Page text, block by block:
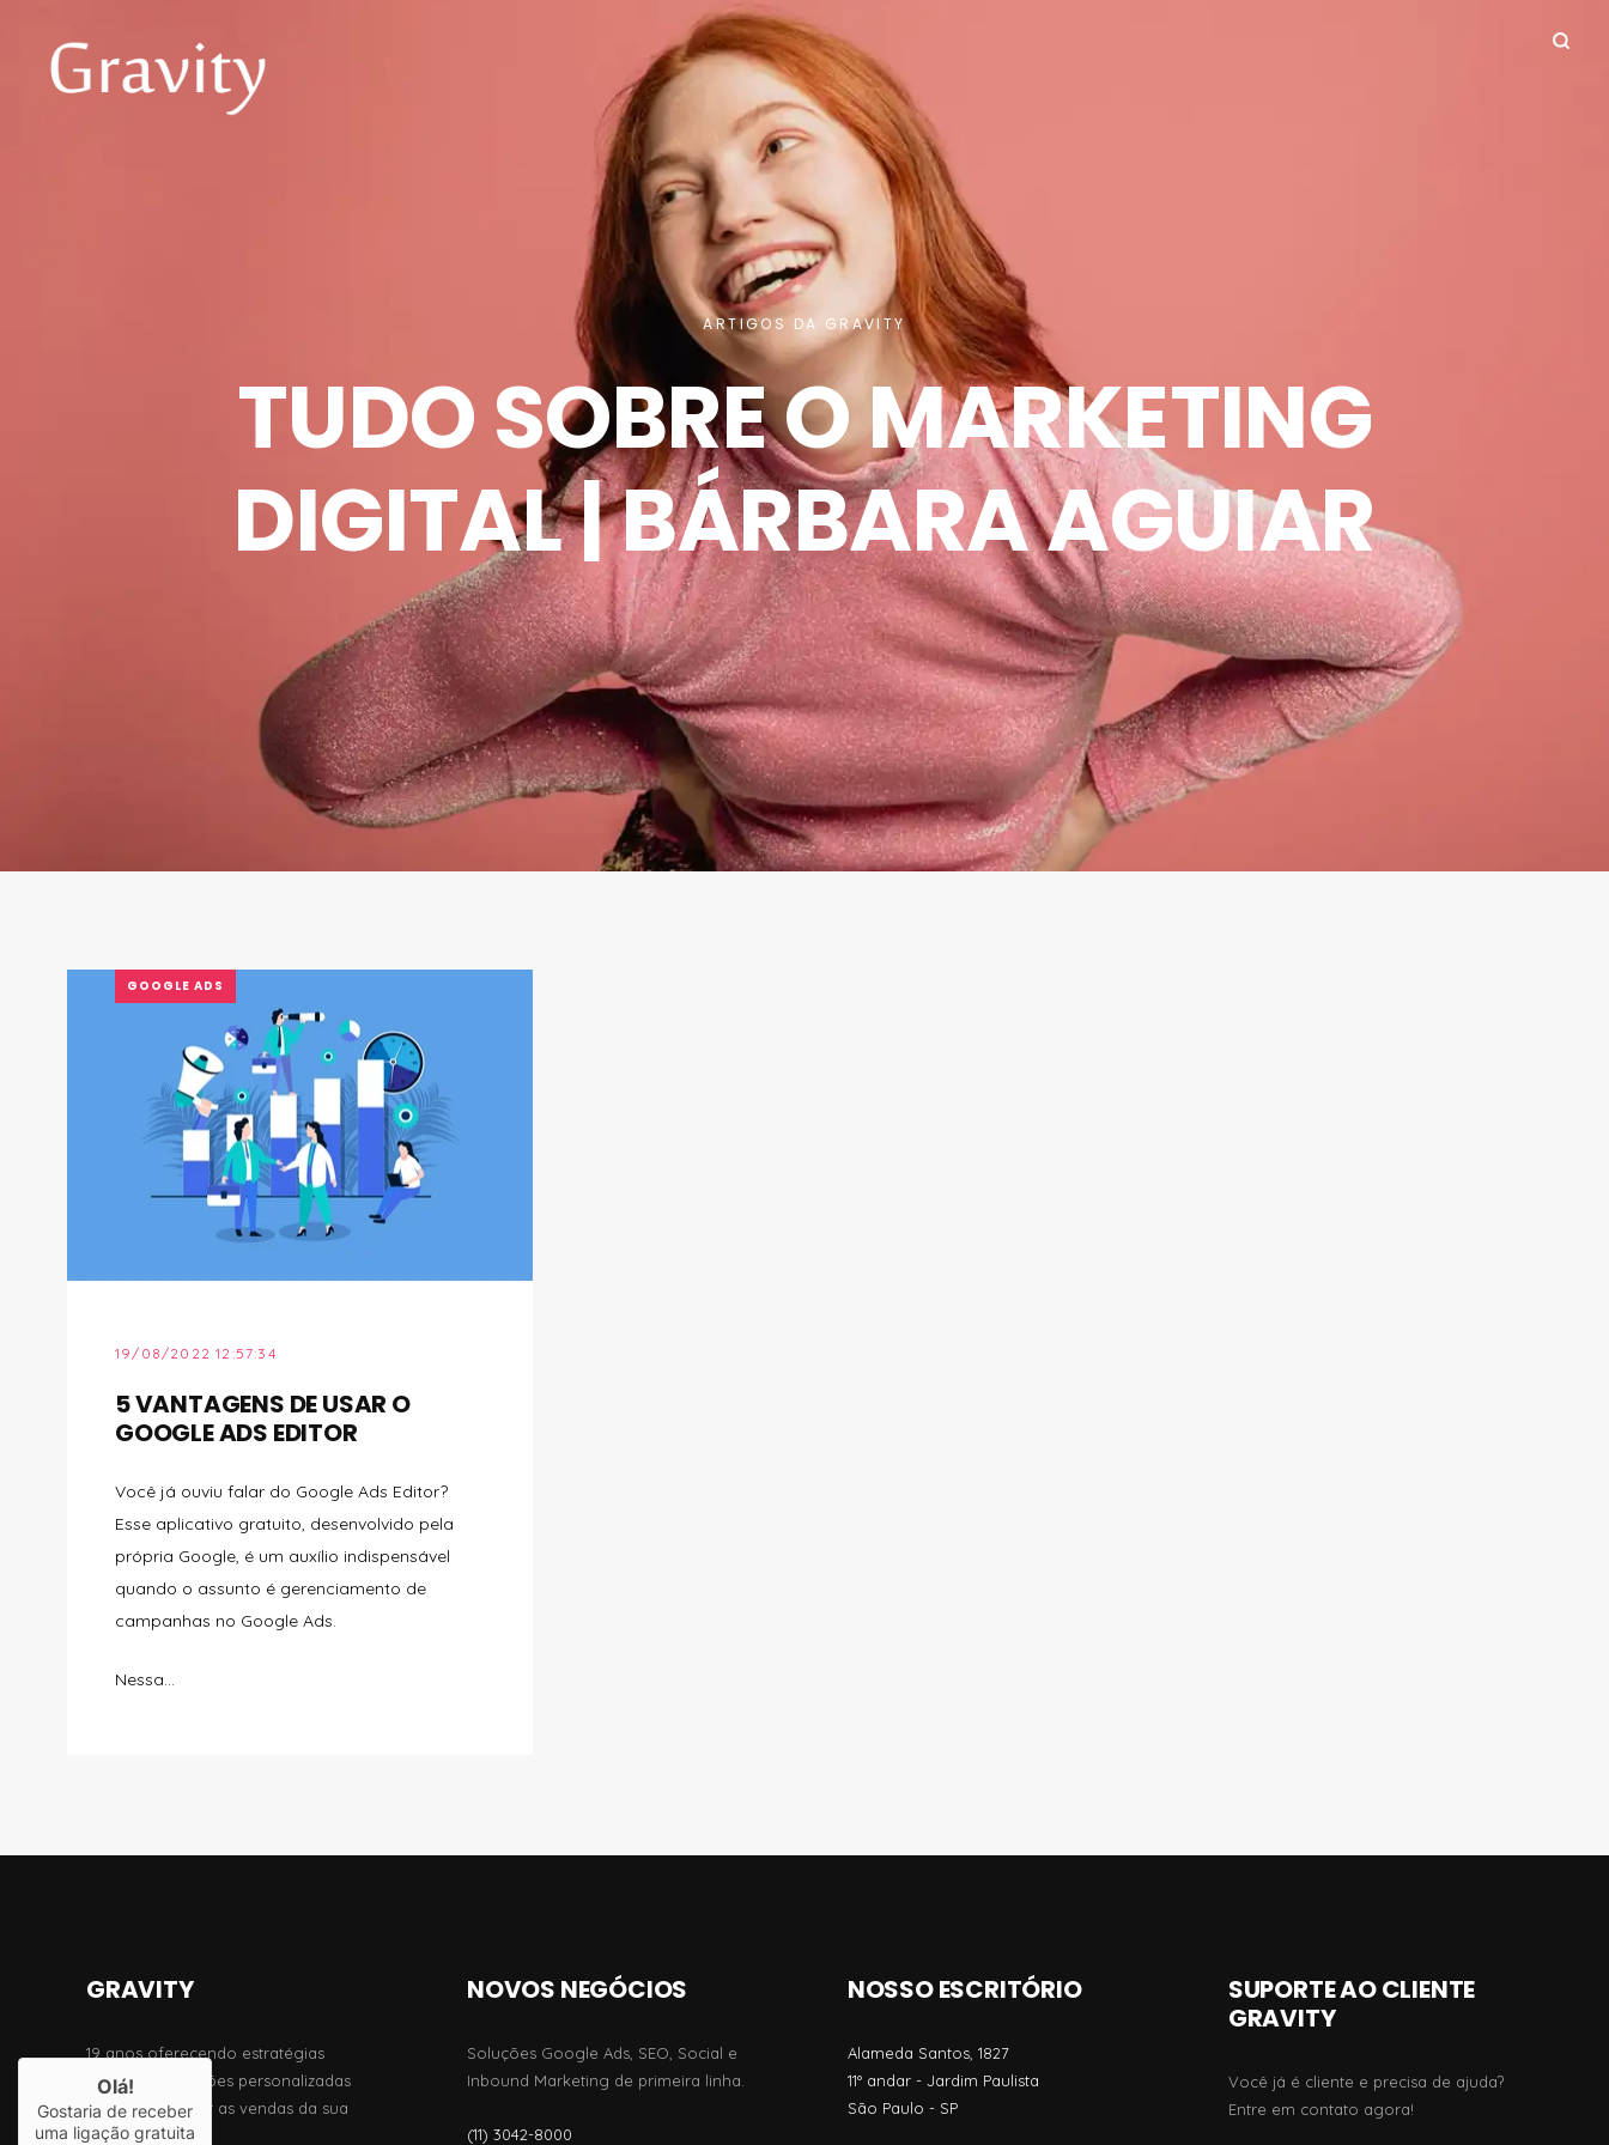
ARTIGOS DA GRAVITY
TUDO SOBRE O MARKETING
DIGITAL | BÁRBARA AGUIAR
GOOGLE ADS
19/08/2022 12:57:34
5 VANTAGENS DE USAR O
GOOGLE ADS EDITOR
Você já ouviu falar do Google Ads Editor?
Esse aplicativo gratuito, desenvolvido pela
própria Google, é um auxílio indispensável
quando o assunto é gerenciamento de
campanhas no Google Ads.
Nessa...
GRAVITY
19 anos oferecendo estratégias
criativas e soluções personalizadas
para impulsionar as vendas da sua
empresa
NOVOS NEGÓCIOS
Soluções Google Ads, SEO, Social e
Inbound Marketing de primeira linha.
(11) 3042-8000
NOSSO ESCRITÓRIO
Alameda Santos, 1827
11º andar - Jardim Paulista
São Paulo - SP
SUPORTE AO CLIENTE
GRAVITY
Você já é cliente e precisa de ajuda?
Entre em contato agora!
Olá!
Gostaria de receber
uma ligação gratuita